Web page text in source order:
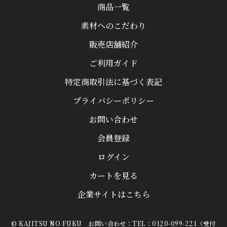
商品一覧
素材へのこだわり
販売店舗紹介
ご利用ガイド
特定商取引法に基づく表記
プライバシーポリシー
お問い合わせ
会員登録
ログイン
カートを見る
企業サイトはこちら
© KAJITSU NO FUKU お問い合わせ：TEL：0120-099-221（受付